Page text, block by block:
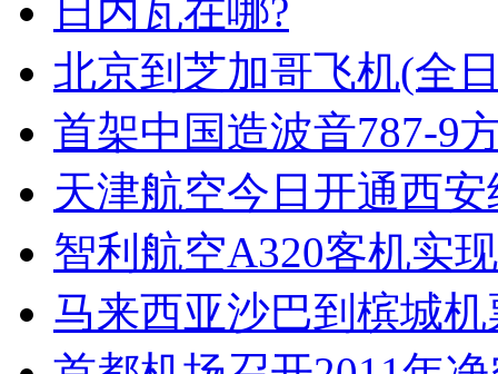
日内瓦在哪?
北京到芝加哥飞机(全
首架中国造波音787-9
天津航空今日开通西
智利航空A320客机实
马来西亚沙巴到槟城